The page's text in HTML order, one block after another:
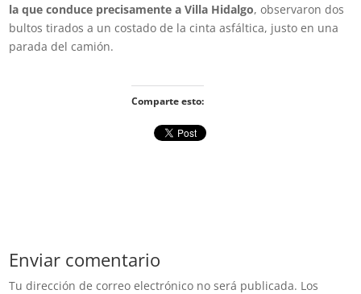
la que conduce precisamente a Villa Hidalgo, observaron dos
bultos tirados a un costado de la cinta asfáltica, justo en una
parada del camión.
Comparte esto:
Enviar comentario
Tu dirección de correo electrónico no será publicada. Los